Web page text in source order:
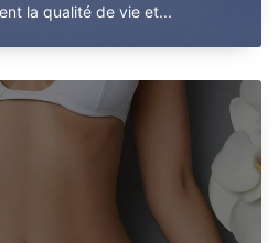
la qualité de vie et...